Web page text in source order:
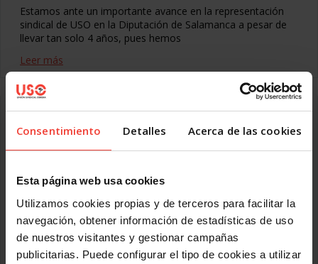
Consentimiento Detalles Acerca de las cookies
Esta página web usa cookies
Utilizamos cookies propias y de terceros para facilitar la
navegación, obtener información de estadísticas de uso
de nuestros visitantes y gestionar campañas
publicitarias. Puede configurar el tipo de cookies a utilizar
Estamos ante un importante avance en la representación
sindical de USO en la Diputación de Salamanca a pesar de
llevar tan solo 4 años, pues hemos
Leer más
Éxito rotundo de USOCV en OUTSERVICO
Valencia
de trabajo de Valencia de la empresa OUTSERVICO
servicios, celebradas el pasado 23 de septiembre, USOCV ha
conseguido los cinco delegados que se elegían.
Enhorabuena a todos los compañeros y compañeras de
USOCV que han hecho posible este rotundo éxito electoral.